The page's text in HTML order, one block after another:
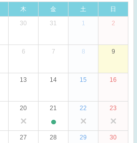
木 金 土
日
30 31 1 2
6 7 8 9
13 14 15 16
20
×
21
●
22
×
23
×
27 28 29 30